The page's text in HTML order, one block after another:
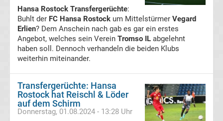
League
Ergebnisse
League
Tabelle
Hansa Rostock Transfergerüchte:
Buhlt der FC Hansa Rostock um Mittelstürmer Vegard
Erlien? Dem Anschein nach gab es gar ein erstes
Angebot, welches sein Verein Tromso IL abgelehnt
haben soll. Dennoch verhandeln die beiden Klubs
weiterhin miteinander.
Transfergerüchte: Hansa
Rostock hat Reischl & Löder
auf dem Schirm
Donnerstag, 01.08.2024 - 13:28 Uhr